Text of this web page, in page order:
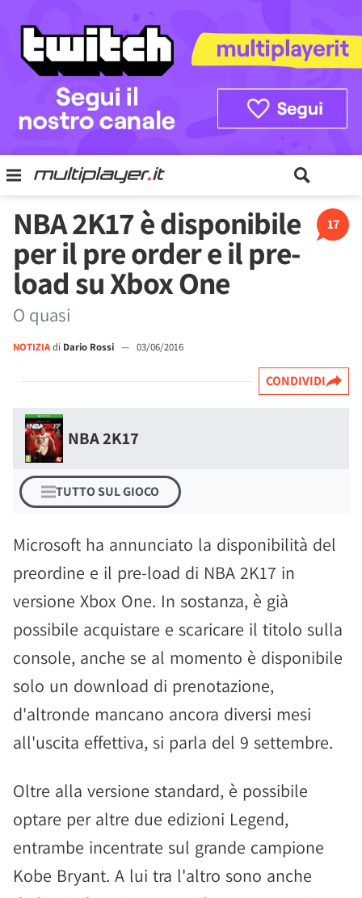
17
NBA 2K17 è disponibile
per il pre order e il pre-
load su Xbox One
O quasi
NOTIZIAdi Dario Rossi — 03/06/2016
CONDIVIDI
NBA 2K17
TUTTO SUL GIOCO
Microsoft ha annunciato la disponibilità del
preordine e il pre-load di NBA 2K17 in
versione Xbox One. In sostanza, è già
possibile acquistare e scaricare il titolo sulla
console, anche se al momento è disponibile
solo un download di prenotazione,
d'altronde mancano ancora diversi mesi
all'uscita effettiva, si parla del 9 settembre.
Oltre alla versione standard, è possibile
optare per altre due edizioni Legend,
entrambe incentrate sul grande campione
Kobe Bryant. A lui tra l'altro sono anche